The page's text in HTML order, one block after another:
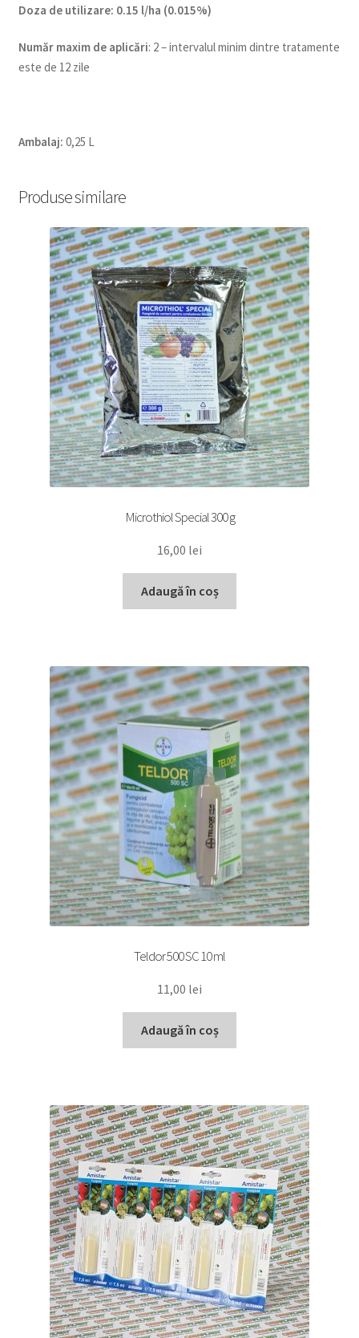
Doza de utilizare: 0.15 l/ha (0.015%)
Număr maxim de aplicări: 2 – intervalul minim dintre tratamente
este de 12 zile
Ambalaj: 0,25 L
Produse similare
Microthiol Special 300 g
16,00 lei
Adaugă în coș
Teldor 500 SC 10 ml
11,00 lei
Adaugă în coș